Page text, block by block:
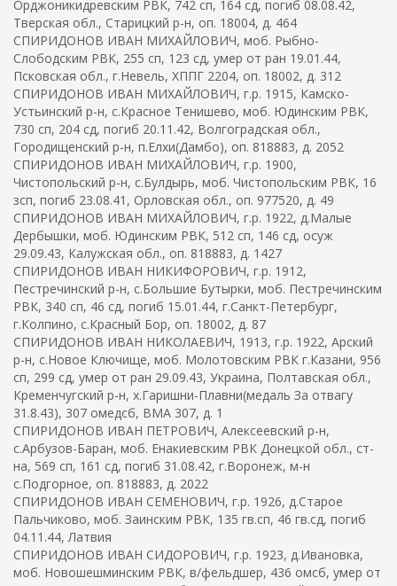
Орджоникидревским РВК, 742 сп, 164 сд, погиб 08.08.42,
Тверская обл., Старицкий р-н, оп. 18004, д. 464
СПИРИДОНОВ ИВАН МИХАЙЛОВИЧ, моб. Рыбно-
Слободским РВК, 255 сп, 123 сд, умер от ран 19.01.44,
Псковская обл., г.Невель, ХППГ 2204, оп. 18002, д. 312
СПИРИДОНОВ ИВАН МИХАЙЛОВИЧ, г.р. 1915, Камско-
Устьинский р-н, с.Красное Тенишево, моб. Юдинским РВК,
730 сп, 204 сд, погиб 20.11.42, Волгоградская обл.,
Городищенский р-н, п.Елхи(Дамбо), оп. 818883, д. 2052
СПИРИДОНОВ ИВАН МИХАЙЛОВИЧ, г.р. 1900,
Чистопольский р-н, с.Булдырь, моб. Чистопольским РВК, 16
зсп, погиб 23.08.41, Орловская обл., оп. 977520, д. 49
СПИРИДОНОВ ИВАН МИХАЙЛОВИЧ, г.р. 1922, д.Малые
Дербышки, моб. Юдинским РВК, 512 сп, 146 сд, осуж
29.09.43, Калужская обл., оп. 818883, д. 1427
СПИРИДОНОВ ИВАН НИКИФОРОВИЧ, г.р. 1912,
Пестречинский р-н, с.Большие Бутырки, моб. Пестречинским
РВК, 340 сп, 46 сд, погиб 15.01.44, г.Санкт-Петербург,
г.Колпино, с.Красный Бор, оп. 18002, д. 87
СПИРИДОНОВ ИВАН НИКОЛАЕВИЧ, 1913, г.р. 1922, Арский
р-н, с.Новое Ключище, моб. Молотовским РВК г.Казани, 956
сп, 299 сд, умер от ран 29.09.43, Украина, Полтавская обл.,
Кременчугский р-н, х.Гаришни-Плавни(медаль За отвагу
31.8.43), 307 омедсб, ВМА 307, д. 1
СПИРИДОНОВ ИВАН ПЕТРОВИЧ, Алексеевский р-н,
с.Арбузов-Баран, моб. Енакиевским РВК Донецкой обл., ст-
на, 569 сп, 161 сд, погиб 31.08.42, г.Воронеж, м-н
с.Подгорное, оп. 818883, д. 2022
СПИРИДОНОВ ИВАН СЕМЕНОВИЧ, г.р. 1926, д.Старое
Пальчиково, моб. Заинским РВК, 135 гв.сп, 46 гв.сд, погиб
04.11.44, Латвия
СПИРИДОНОВ ИВАН СИДОРОВИЧ, г.р. 1923, д.Ивановка,
моб. Новошешминским РВК, в/фельдшер, 436 омсб, умер от